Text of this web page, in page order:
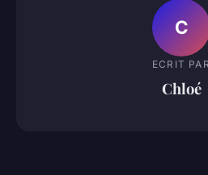
C
ECRIT PAR
Chloé